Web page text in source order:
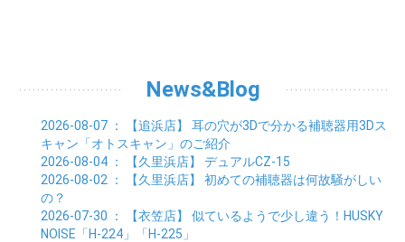
01月 (7)
02月 (3)
01月 (6)
03月 (6)
02月 (9)
01月 (11)
06月 (2)
News&Blog
2026-08-07 ： 【追浜店】 耳の穴が3Dで分かる補聴器用3Dス
キャン「オトスキャン」のご紹介
2026-08-04 ： 【久里浜店】 デュアルCZ-15
2026-08-02 ： 【久里浜店】 初めての補聴器は何故騒がしい
の？
2026-07-30 ： 【衣笠店】 似ているようで少し違う！HUSKY
NOISE「H-224」「H-225」